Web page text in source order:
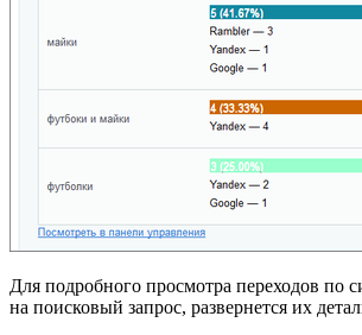
Для подробного просмотра переходов по
на поисковый запрос, развернется их